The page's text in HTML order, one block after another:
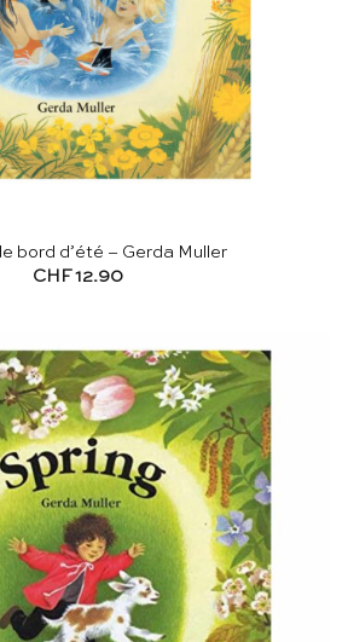
bord d’été – Gerda Muller
CHF12.90